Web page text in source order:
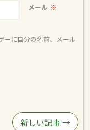
メール ※
ーに自分の名前、メール
新しい記事 →